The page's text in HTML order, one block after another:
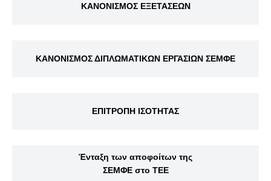
ΚΑΝΟΝΙΣΜΟΣ ΕΞΕΤΑΣΕΩΝ
ΚΑΝΟΝΙΣΜΟΣ ΔΙΠΛΩΜΑΤΙΚΩΝ ΕΡΓΑΣΙΩΝ ΣΕΜΦΕ
ΕΠΙΤΡΟΠΗ ΙΣΟΤΗΤΑΣ
Ένταξη των αποφοίτων της
ΣΕΜΦΕ στο ΤΕΕ